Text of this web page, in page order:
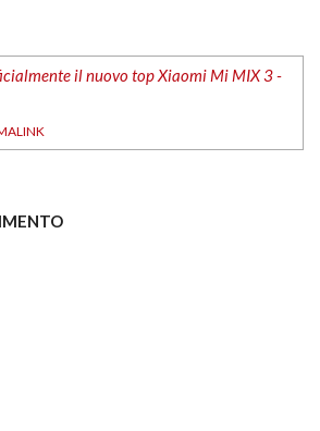
il nuovo top Xiaomi Mi MIX 3 -